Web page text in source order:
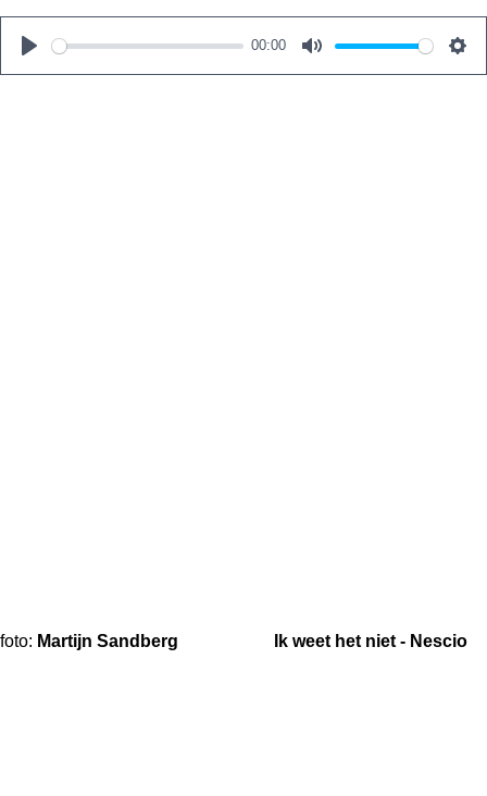
P
00:00
M
S
foto: Martijn Sandberg Ik weet het niet - Nescio